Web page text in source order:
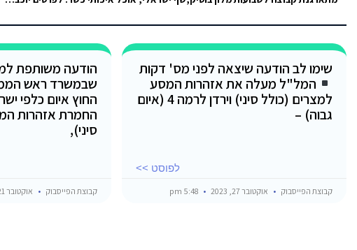
שימו לב הודעה שיצאה לפני מס' דקות
המל"ל מעלה את אזהרות המסע
למצרים (כולל סיני) וירדן לרמה 4 (איום
גבוה) –
לפוסט >>
קבוצת הפייסבוק אוקטובר 27, 2023
הודעה משותפת
שבמשרד ראש
החוץ איום כלפי
החמרת אזהרות
סיני),
קבוצת הפייסבוק אוקטובר 21, 2023